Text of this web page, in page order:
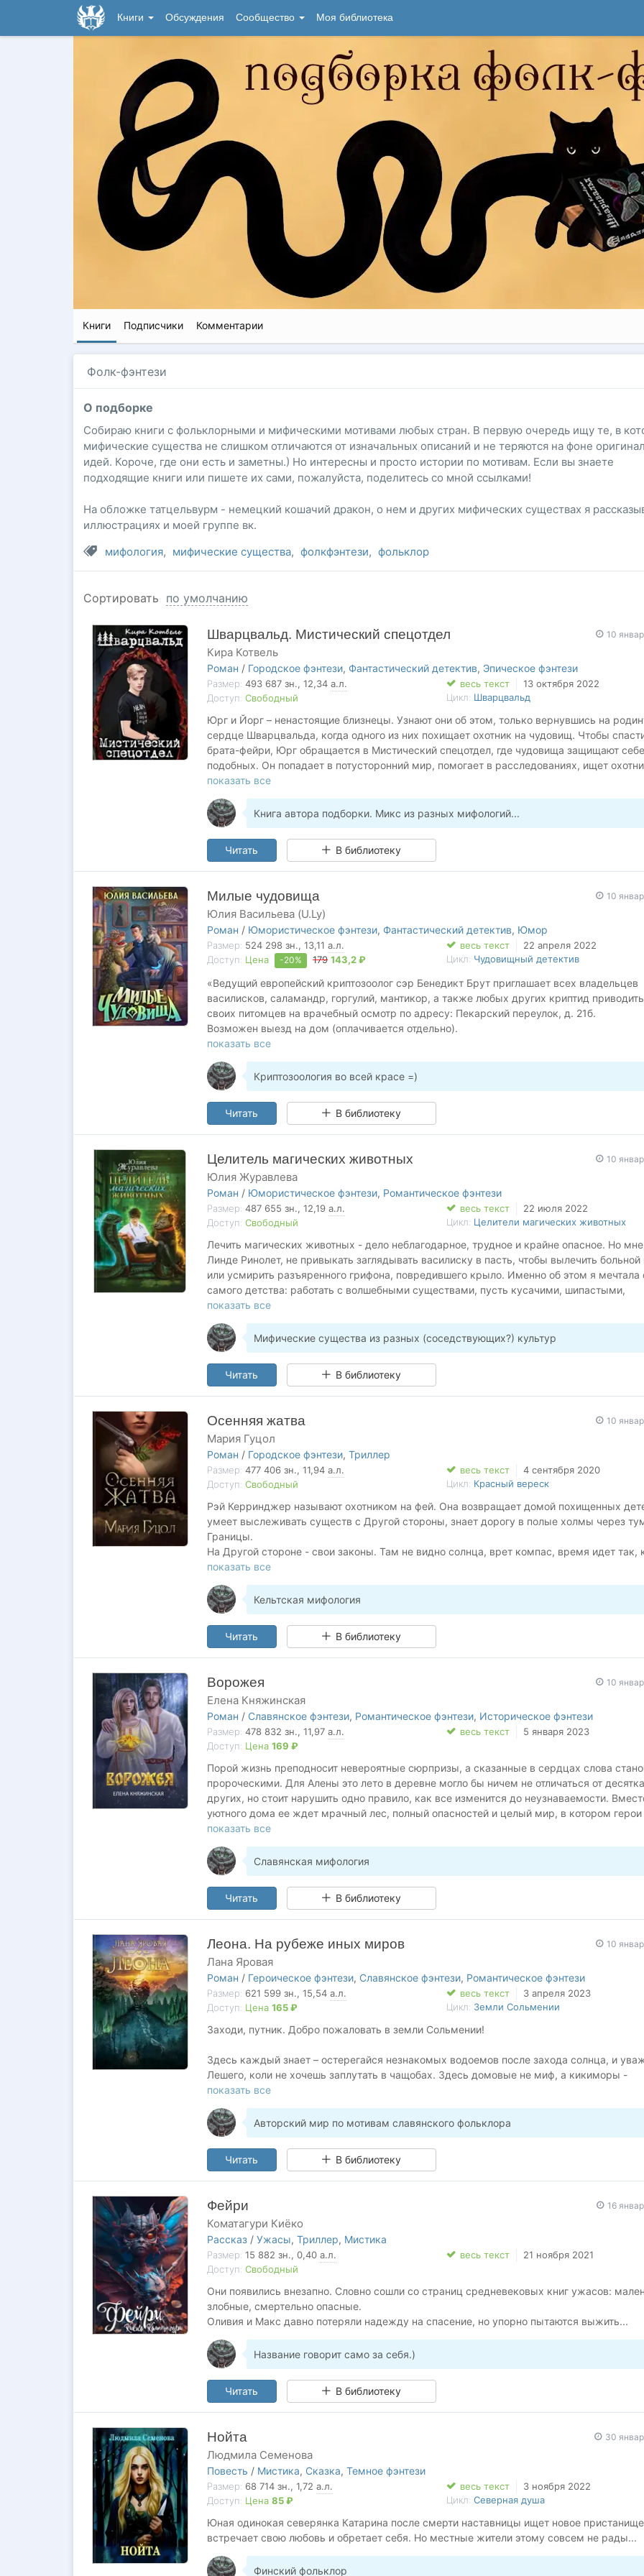
Книги Обсуждения Сообщество Моя библиотека
Книги Подписчики Комментарии
Фолк-фэнтези
О подборке
Собираю книги с фольклорными и мифическими мотивами любых стран. В первую очередь ищу те, в
мифические существа не слишком отличаются от изначальных описаний и не теряются на фоне
идей. Короче, где они есть и заметны.) Но интересны и просто истории по мотивам. Если вы знаете
подходящие книги или пишете их сами, пожалуйста, поделитесь со мной ссылками!
На обложке татцельвурм - немецкий кошачий дракон, о нем и других мифических существах я
иллюстрациях и моей группе вк.
мифология, мифические существа, фолкфэнтези, фольклор
Сортировать по умолчанию
Шварцвальд. Мистический спецотдел 10
Кира Котвель
Роман / Городское фэнтези, Фантастический детектив, Эпическое фэнтези
Размер: 493 687 зн., 12,34 а.л.
Доступ: Свободный
весь текст
13 октября 2022
Цикл: Шварцвальд
Юрг и Йорг – ненастоящие близнецы. Узнают они об этом, только вернувшись на
сердце Шварцвальда, когда одного из них похищает охотник на чудовищ. Чтобы
брата-фейри, Юрг обращается в Мистический спецотдел, где чудовища защищают себе
подобных. Он попадает в потусторонний мир, помогает в расследованиях, ищет
подозревая, что тот – далеко не самое страшное, что поджидает братьев в черном-
показать все
Книга автора подборки. Микс из разных мифологий...
Читать В библиотеку
Милые чудовища 10
Юлия Васильева (U.Ly)
Роман / Юмористическое фэнтези, Фантастический детектив, Юмор
Размер: 524 298 зн., 13,11 а.л.
Доступ: Цена -20% 179 143,2 ₽
весь текст
22 апреля 2022
Цикл: Чудовищный детектив
«Ведущий европейский криптозоолог сэр Бенедикт Брут приглашает всех владельцев
василисков, саламандр, горгулий, мантикор, а также любых других криптид приводить
своих питомцев на врачебный осмотр по адресу: Пекарский переулок, д. 21б.
Возможен выезд на дом (оплачивается отдельно).
Животные с магическими ошейниками принимаются при наличии паспорта без
Постоянным клиентам скидка!»
Из объявления под заголовком «Здоровый василиск — залог вашего долголетия!» на
странице «Князьгородского вестника»
показать все
Криптозоология во всей красе =)
Читать В библиотеку
Целитель магических животных 10
Юлия Журавлева
Роман / Юмористическое фэнтези, Романтическое фэнтези
Размер: 487 655 зн., 12,19 а.л.
Доступ: Свободный
весь текст
22 июля 2022
Цикл: Целители магических животных
Лечить магических животных - дело неблагодарное, трудное и крайне опасное. Но
Линде Ринолет, не привыкать заглядывать василиску в пасть, чтобы вылечить
или усмирить разъяренного грифона, повредившего крыло. Именно об этом я мечтала
самого детства: работать с волшебными существами, пусть кусачими, шипастыми,
клыкастыми, но такими милыми.Только выбирая профессию, я как-то не подумала, что
тайной стражи и поссорить с влиятельными коллегами. И это лишь малая часть моих
неприятностей…
показать все
Мифические существа из разных (соседствующих?) культур
Читать В библиотеку
Осенняя жатва 10
Мария Гуцол
Роман / Городское фэнтези, Триллер
Размер: 477 406 зн., 11,94 а.л.
Доступ: Свободный
весь текст
4 сентября 2020
Цикл: Красный вереск
Рэй Керринджер называют охотником на фей. Она возвращает домой похищенных
умеет выслеживать существ с Другой стороны, знает дорогу в полые холмы через
Границы.
На Другой стороне - свои законы. Там не видно солнца, врет компас, время идет так,
ему заблагорассудится, дороги могут свиваться в кольцо, а в воздухе дрожит эхо рогов
забрать самое дорогое.
В книге присутствует алкоголь, табак и мордобой.
показать все
Кельтская мифология
Читать В библиотеку
Ворожея 10
Елена Княжинская
Роман / Славянское фэнтези, Романтическое фэнтези, Историческое фэнтези
Размер: 478 832 зн., 11,97 а.л.
Доступ: Цена 169 ₽
весь текст 5 января 2023
Порой жизнь преподносит невероятные сюрпризы, а сказанные в сердцах слова
пророческими. Для Алены это лето в деревне могло бы ничем не отличаться от десятка
других, но стоит нарушить одно правило, как все изменится до неузнаваемости.
уютного дома ее ждет мрачный лес, полный опасностей и целый мир, в котором герои
былин и сказок оказываются такими же реальными, как она сама.
показать все
Славянская мифология
Читать В библиотеку
Леона. На рубеже иных миров 10
Лана Яровая
Роман / Героическое фэнтези, Славянское фэнтези, Романтическое фэнтези
Размер: 621 599 зн., 15,54 а.л.
Доступ: Цена 165 ₽
весь текст
3 апреля 2023
Цикл: Земли Сольмении
Заходи, путник. Добро пожаловать в земли Сольмении!
Здесь каждый знает – остерегайся незнакомых водоемов после захода солнца, и
Лешего, коли не хочешь заплутать в чащобах. Здесь домовые не миф, а кикиморы -
одичавшие духи, ставшие нечистью. Здесь Ворожея может увидеть грядущее,
для угасшей души и вытянуть ее из нави. Здесь порой исчезают люди, и виной тому не
волкодлаки, как считают суеверные селяне...
Заходи, путник, но будь осторожен на своем пути.
до сих пор не утихает и вопросов становится только больше.
Верный конь оседлан, сумки собраны, оружие при ней.
Ей предстоит раскрыть тайны прошлого и выяснить, что скрывается за зыбкой гранью
миров. Впервые изведать любовь, узнать, что такое предательство и не потерять веру
и людей.
Ее ждет долгая дорога, но куда она ее приведет...?
показать все
Авторский мир по мотивам славянского фольклора
Читать В библиотеку
Фейри 16
Коматагури Киёко
Рассказ / Ужасы, Триллер, Мистика
Размер: 15 882 зн., 0,40 а.л.
Доступ: Свободный
весь текст 21 ноября 2021
Они появились внезапно. Словно сошли со страниц средневековых книг ужасов:
злобные, смертельно опасные.
Оливия и Макс давно потеряли надежду на спасение, но упорно пытаются выжить...
Название говорит само за себя.)
Читать В библиотеку
Нойта 30
Людмила Семенова
Повесть / Мистика, Сказка, Темное фэнтези
Размер: 68 714 зн., 1,72 а.л.
Доступ: Цена 85 ₽
весь текст
3 ноября 2022
Цикл: Северная душа
Юная одинокая северянка Катарина после смерти наставницы ищет новое
встречает свою любовь и обретает себя. Но местные жители этому совсем не рады...
Финский фольклор